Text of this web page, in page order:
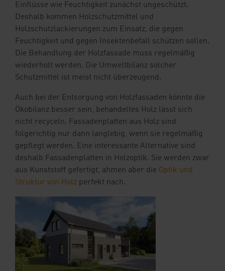
Einflüsse wie Feuchtigkeit zunächst ungeschützt.
Deshalb kommen Holzschutzmittel und
Holzschutzlackierungen zum Einsatz, die gegen
Feuchtigkeit und gegen Insektenbefall schützen sollen.
Die Behandlung der Holzfassade muss regelmäßig
wiederholt werden. Die Umweltbilanz solcher
Schutzmittel ist meist nicht überzeugend.
Auch bei der Entsorgung von Holzfassaden könnte die
Ökobilanz besser sein, behandeltes Holz lässt sich
nicht recyceln. Fassadenplatten aus Holz sind
folgerichtig nur dann langlebig, wenn sie regelmäßig
gepflegt werden. Eine interessante Alternative sind
deshalb Fassadenplatten in Holzoptik. Sie werden zwar
aus Kunststoff gefertigt, ahmen aber die Optik und
Struktur von Holz perfekt nach.